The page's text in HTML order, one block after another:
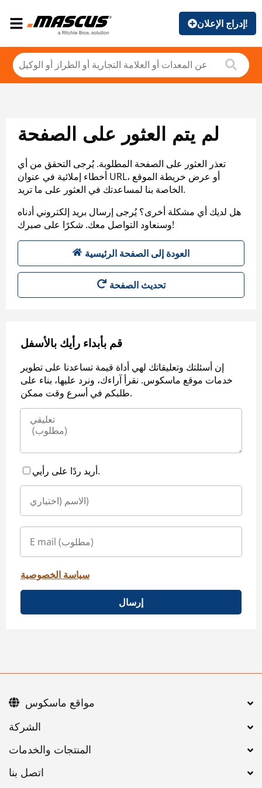
إدراج الإعلان!
لم يتم العثور على الصفحة
تعذر العثور على الصفحة المطلوبة. يُرجى التحقق من أي
أخطاء إملائية في عنوان URL، أو عرض خريطة الموقع
الخاصة بنا لمساعدتك في العثور على ما تريد.
هل لديك أي مشكلة أخرى؟ يُرجى إرسال بريد إلكتروني أدناه
وسنعاود التواصل معك. شكرًا على صبرك!
العودة إلى الصفحة الرئيسية
تحديث الصفحة
قم بأبداء رأيك بالأسفل
إن أسئلتك وتعليقاتك لهي أداة قيمة تساعدنا على تطوير
خدمات موقع ماسكوس. نقرأ آراءك، ونرد عليها، بناء على
طلبكم في أسرع وقت ممكن.
أريد ردًا على رأيي.
سياسة الخصوصية
إرسال
اتصل بنا
مواقع ماسكوس